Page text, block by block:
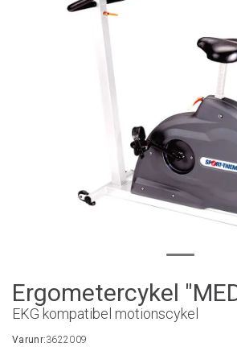
Ergometercykel
EKG kompatibel motionscykel
Varunr:3622009